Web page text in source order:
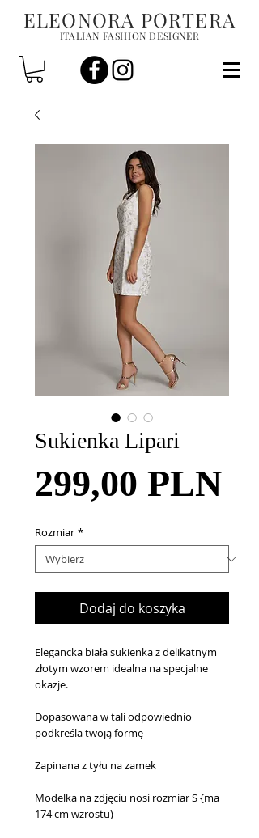
ELEONORA PORTERA
ITALIAN FASHION DESIGNER
Sukienka Lipari
299,00 PLN
Rozmiar *
Dodaj do koszyka
Elegancka biała sukienka z delikatnym
złotym wzorem idealna na specjalne
okazje.
Dopasowana w tali odpowiednio
podkreśla twoją formę
Zapinana z tyłu na zamek
Modelka na zdjęciu nosi rozmiar S {ma
174 cm wzrostu)